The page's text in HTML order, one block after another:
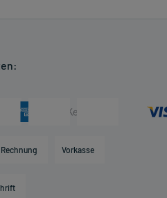
Rechnung Vorkasse